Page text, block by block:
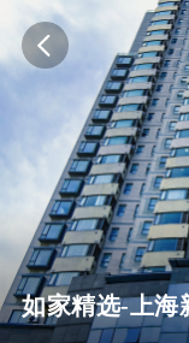
如家精选-上海